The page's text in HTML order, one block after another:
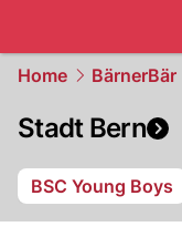
Home BärnerBär
Stadt Bern
BSC Young Boys